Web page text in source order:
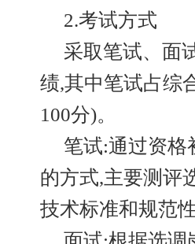
2.考试方式
采取笔试、面
绩,其中笔试占综
100分)。
笔试:通过资格
的方式,主要测评
技术标准和规范